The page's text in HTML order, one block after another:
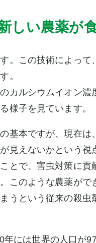
しい農薬が
。この技術によって
。
カルシウムイオン
様子を見ています。
基本ですが、現在は
見えないかという視
とで、害虫対策に
このような農薬がで
うという従来の殺
には世界の人口が